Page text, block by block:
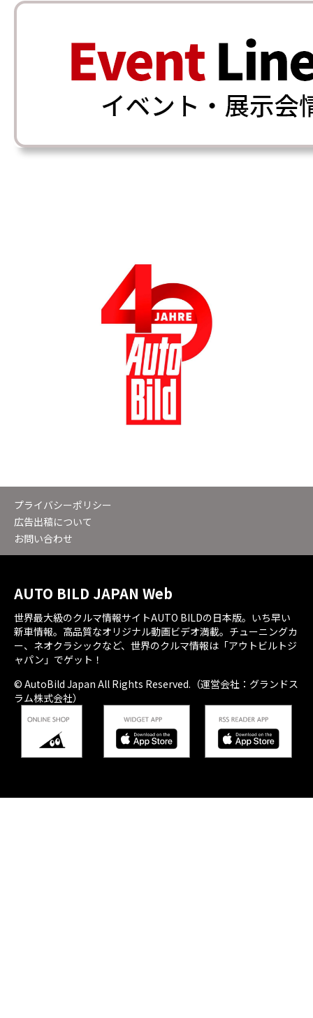
プライバシーポリシー
広告出稿について
お問い合わせ
AUTO BILD JAPAN Web
世界最大級のクルマ情報サイトAUTO BILDの日本版。いち早い
新車情報。高品質なオリジナル動画ビデオ満載。チューニングカ
ー、ネオクラシックなど、世界のクルマ情報は「アウトビルトジ
ャパン」でゲット！
© AutoBild Japan All Rights Reserved.（運営会社：グランドス
ラム株式会社）